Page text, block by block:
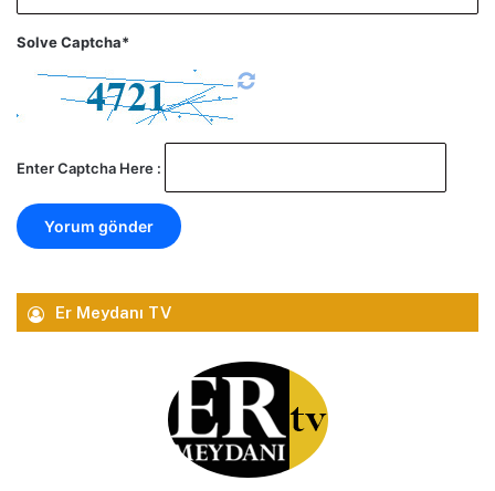
Solve Captcha*
Enter Captcha Here :
Er Meydanı TV